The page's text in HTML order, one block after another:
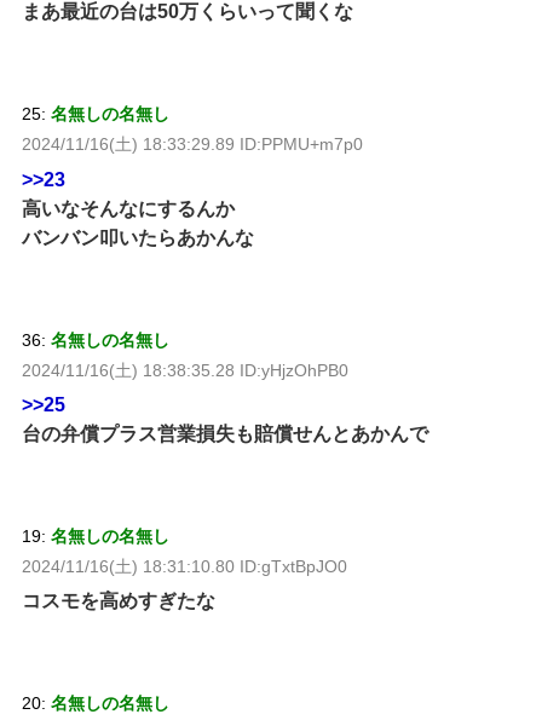
まあ最近の台は50万くらいって聞くな
25: 名無しの名無し
2024/11/16(土) 18:33:29.89 ID:PPMU+m7p0
>>23
高いなそんなにするんか
バンバン叩いたらあかんな
36: 名無しの名無し
2024/11/16(土) 18:38:35.28 ID:yHjzOhPB0
>>25
台の弁償プラス営業損失も賠償せんとあかんで
19: 名無しの名無し
2024/11/16(土) 18:31:10.80 ID:gTxtBpJO0
コスモを高めすぎたな
20: 名無しの名無し